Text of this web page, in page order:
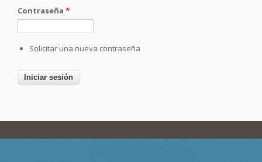
Contraseña *
Solicitar una nueva contraseña